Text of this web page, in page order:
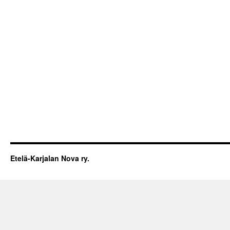
Etelä-Karjalan Nova ry.